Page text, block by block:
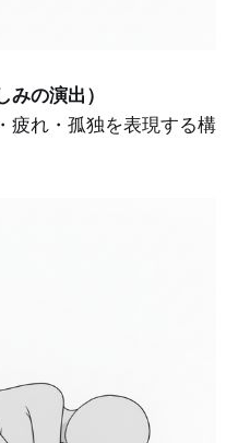
の演出）
疲れ・孤独を表現する構